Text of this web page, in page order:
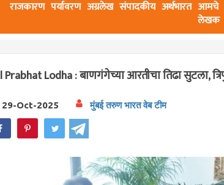
राजकारण पर्यावरण अग्रलेख संपादकीय अर्थभारत आमचे
लेखक
Lodha : बाणगंगेच्या आरतीचा तिढा सुटला,
29-Oct-2025 मुंबई तरुण भारत वेब टीम